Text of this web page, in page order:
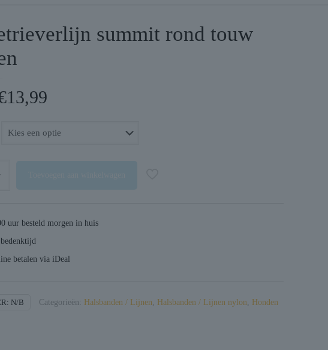
summit rond touw
13,99
tot
uur besteld morgen in huis
betalen via iDeal
N/B Categorieën: Halsbanden / Lijnen Halsbanden / Lijnen nylon Honden